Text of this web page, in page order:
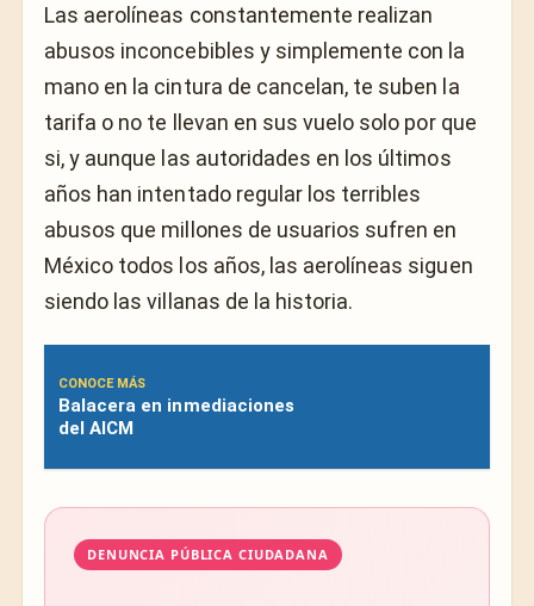
Las aerolíneas constantemente realizan
abusos inconcebibles y simplemente con la
mano en la cintura de cancelan, te suben la
tarifa o no te llevan en sus vuelo solo por que
si, y aunque las autoridades en los últimos
años han intentado regular los terribles
abusos que millones de usuarios sufren en
México todos los años, las aerolíneas siguen
siendo las villanas de la historia.
CONOCE MÁS
Balacera en inmediaciones
del AICM
DENUNCIA PÚBLICA CIUDADANA